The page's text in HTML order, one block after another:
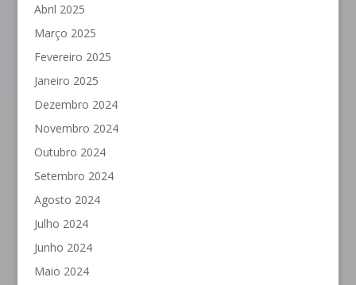
Abril 2025
Março 2025
Fevereiro 2025
Janeiro 2025
Dezembro 2024
Novembro 2024
Outubro 2024
Setembro 2024
Agosto 2024
Julho 2024
Junho 2024
Maio 2024